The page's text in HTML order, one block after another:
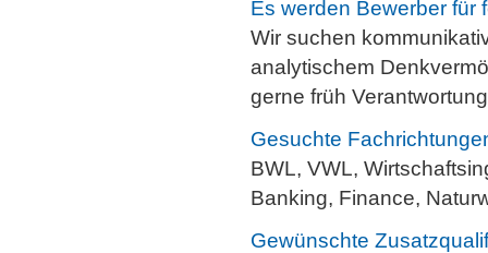
Es werden Bewerber für
Wir suchen
analytischem
gerne früh
Gesuchte
BWL, VWL,
Banking, Finance,
Gewünschte